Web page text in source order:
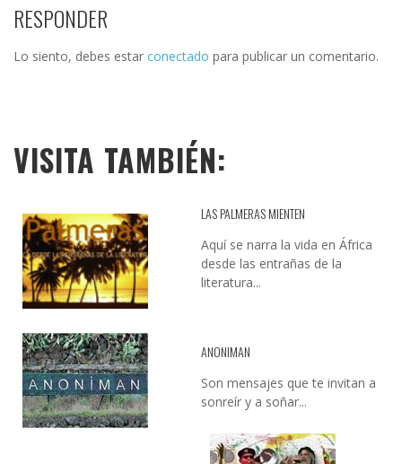
RESPONDER
Lo siento, debes estar conectado para publicar un comentario.
VISITA TAMBIÉN:
LAS PALMERAS MIENTEN
Aquí se narra la vida en África
desde las entrañas de la
literatura...
ANONIMAN
Son mensajes que te invitan a
sonreír y a soñar...